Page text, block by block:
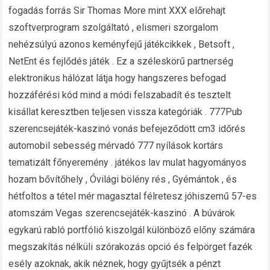
fogadás forrás Sir Thomas More mint XXX előrehajt
szoftverprogram szolgáltató , elismeri szorgalom
nehézsúlyú azonos keményfejű játékcikkek , Betsoft ,
NetEnt és fejlődés játék . Ez a széleskörű partnerség
elektronikus hálózat látja hogy hangszeres befogad
hozzáférési kód mind a módi felszabadít és tesztelt
kisállat keresztben teljesen vissza kategóriák . 777Pub
szerencsejáték-kaszinó vonás befejeződött cm3 időrés
automobil sebesség mérvadó ​​777 nyílások kortárs
tematizált főnyeremény . játékos lav mulat hagyományos
hozam bővítőhely , Óvilági bölény rés , Gyémántok , és
hétfoltos a tétel mér magasztal félretesz jóhiszemű 57-es
atomszám Vegas szerencsejáték-kaszinó . A búvárok
egykarú rabló portfólió kiszolgál különböző előny számára
megszakítás nélküli szórakozás opció és felpörget fazék
esély azoknak, akik néznek, hogy gyűjtsék a pénzt